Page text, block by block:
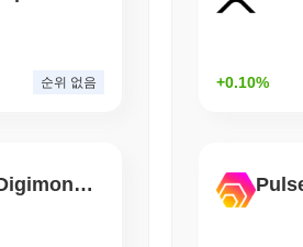
러시아, 암
순위 없음
DigimonCat
+0.10%